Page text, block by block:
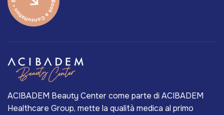
ACIBADEM Beauty Center come parte di ACIBADEM
Healthcare Group, mette la qualità medica al primo